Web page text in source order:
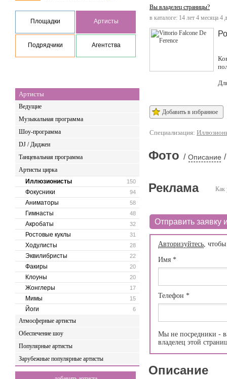
Площадки Артисты
Подрядчики Агентства
Артисты
Ведущие
Музыкальная программа
Шоу-программа
DJ / Диджеи
Танцевальная программа
Артисты цирка
150
Иллюзионисты
94
Фокусники
58
Аниматоры
48
Гимнасты
32
Акробаты
31
Ростовые куклы
28
Ходулисты
22
Эквилибристы
20
Факиры
20
Клоуны
17
Жонглеры
15
Мимы
6
Йоги
Атмосферные артисты
Обеспечение шоу
Популярные артисты
Зарубежные популярные артисты
Вы владелец страницы?
в каталоге: 14 лет 4 месяца 4
Добавить в избранное
Специализация:
Фото / Описание /
Как
Реклама
Отправить заявку
Авторизуйтесь,
Имя *
Телефон *
Мы не посредники -
владелец этой
Описание